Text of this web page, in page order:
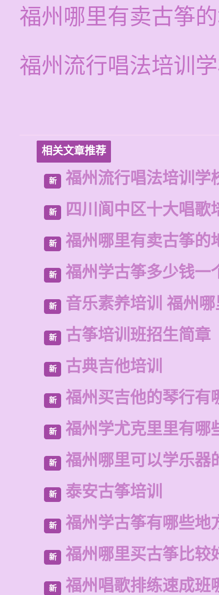
福州哪里有卖古筝
福州流行唱法培训
相关文章推荐
新 福州流行唱法培训学
新 四川阆中区十大唱歌
新 福州哪里有卖古筝的
新 福州学古筝多少钱一
新 音乐素养培训 福州
新 古筝培训班招生简章
新 古典吉他培训
新 福州买吉他的琴行有
新 福州学尤克里里有哪
新 福州哪里可以学乐器
新 泰安古筝培训
新 福州学古筝有哪些地
新 福州哪里买古筝比较
新 福州唱歌排练速成班